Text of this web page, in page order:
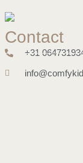
Contact
+31